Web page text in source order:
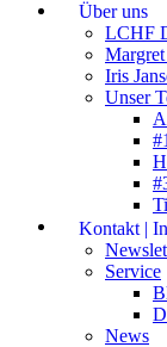
Über uns
LCHF
Iris
Unser
Kontakt |
Service
News